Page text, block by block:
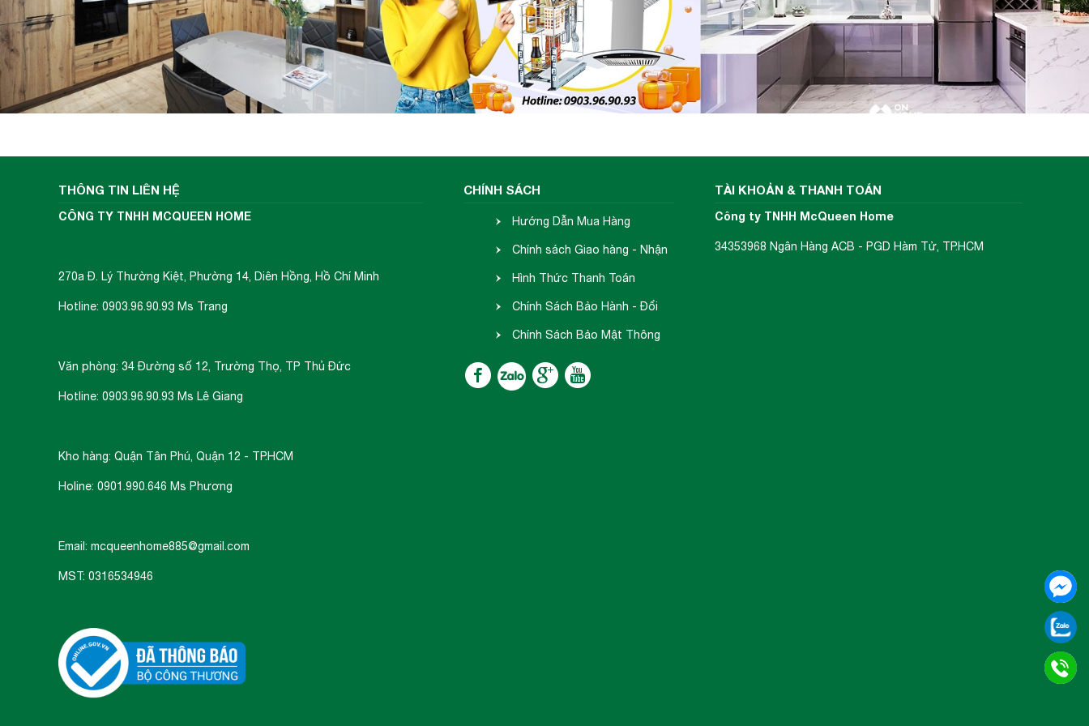
Các chức năng của lò nướng Malloca MOV-659I:
- Chức năng rã đông: Chức năng này giúp bạn rã đông thực phẩm, thức ăn một cách nhanh
chóng và dễ dàng, sau đó có thể mang thức ăn đi chế biến ngay, không còn phải chờ đợi thời gian
thức ăn rã đông.
THÔNG TIN LIÊN HỆ
CÔNG TY TNHH MCQUEEN HOME
270a Đ. Lý Thường Kiệt, Phường 14, Diên Hồng, Hồ Chí Minh
Hotline: 0903.96.90.93 Ms Trang
Văn phòng: 34 Đường số 12, Trường Thọ, TP Thủ Đức
Hotline: 0903.96.90.93 Ms Lê Giang
Kho hàng: Quận Tân Phú, Quận 12 - TP.HCM
Holine: 0901.990.646 Ms Phương
Email: mcqueenhome885@gmail.com
MST: 0316534946
CHÍNH SÁCH
Hướng Dẫn Mua Hàng
Chính sách Giao hàng - Nhận
hàng
Hình Thức Thanh Toán
Chính Sách Bảo Hành - Đổi
Trả
Chính Sách Bảo Mật Thông
Tin
TÀI KHOẢN & THANH TOÁN
Công ty TNHH McQueen Home
34353968 Ngân Hàng ACB - PGD Hàm Tử, TP.HCM